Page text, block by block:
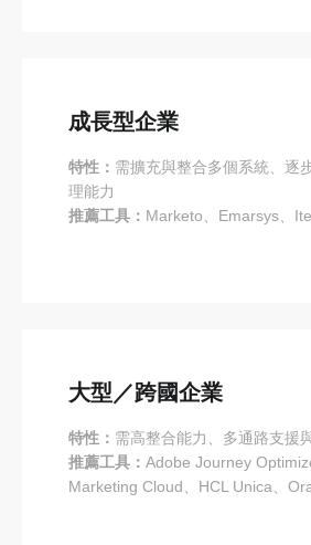
成長型企業
特性： 需擴充與整合多個系統、逐
理能力
推薦工具： Marketo、Emarsys、
大型／跨國企業
特性： 需高整合能力、多通路支援
推薦工具：Adobe Journey
Marketing Cloud、HCL Unica、